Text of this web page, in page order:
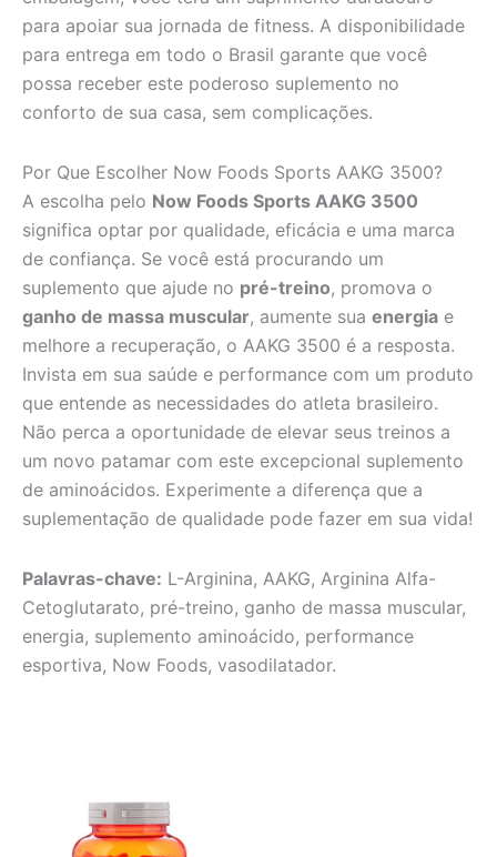
para apoiar sua jornada de fitness. A disponibilidade
para entrega em todo o Brasil garante que você
possa receber este poderoso suplemento no
conforto de sua casa, sem complicações.
Por Que Escolher Now Foods Sports AAKG 3500?
A escolha pelo Now Foods Sports AAKG 3500
significa optar por qualidade, eficácia e uma marca
de confiança. Se você está procurando um
suplemento que ajude no pré-treino, promova o
ganho de massa muscular, aumente sua energia e
melhore a recuperação, o AAKG 3500 é a resposta.
Invista em sua saúde e performance com um produto
que entende as necessidades do atleta brasileiro.
Não perca a oportunidade de elevar seus treinos a
um novo patamar com este excepcional suplemento
de aminoácidos. Experimente a diferença que a
suplementação de qualidade pode fazer em sua vida!
Palavras-chave: L-Arginina, AAKG, Arginina Alfa-
Cetoglutarato, pré-treino, ganho de massa muscular,
energia, suplemento aminoácido, performance
esportiva, Now Foods, vasodilatador.